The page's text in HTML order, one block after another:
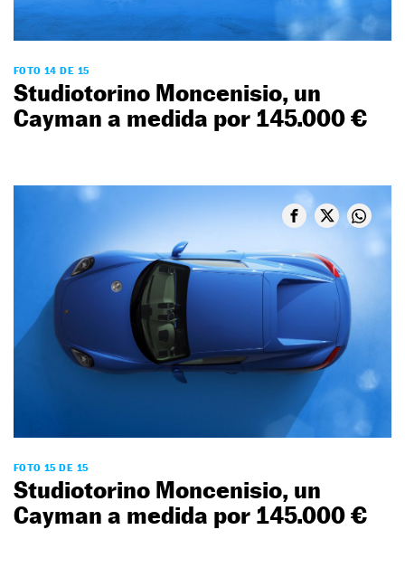
FOTO 14 DE 15
Studiotorino Moncenisio, un
Cayman a medida por 145.000 €
FOTO 15 DE 15
Studiotorino Moncenisio, un
Cayman a medida por 145.000 €